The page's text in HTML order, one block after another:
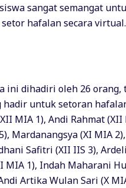
sangat semangat
hafalan secara virtual.
ini dihadiri oleh 26 orang,
hadir untuk setoran
MIA 1), Andi Rahmat
Mardanangsya (XI MIA
Safitri (XII IIS 3),
MIA 1), Indah Maharani
Artika Wulan Sari (X